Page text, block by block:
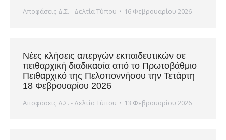
Αποφάσεις Δ.Σ. - Δελτία Τύπου 16 Φεβρουαρίου 2026
Νέες κλήσεις απεργών εκπαιδευτικών σε
πειθαρχική διαδικασία από το Πρωτοβάθμιο
Πειθαρχικό της Πελοποννήσου την Τετάρτη
18 Φεβρουαρίου 2026
Αποφάσεις Δ.Σ. - Δελτία Τύπου 13 Φεβρουαρίου 2026